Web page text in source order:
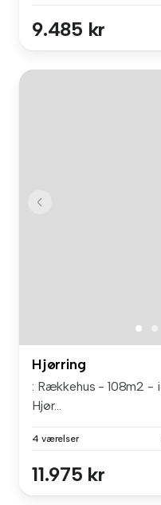
9.485 kr
Hjørring
: Rækkehus - 108m2 -
Hjør...
4 værelser
11.975 kr